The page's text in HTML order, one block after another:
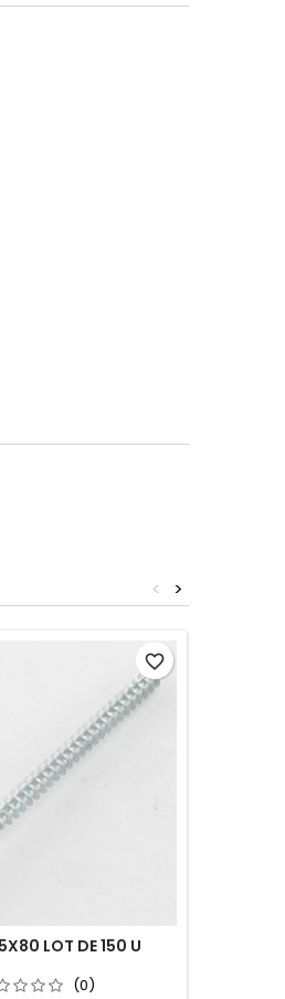
>
<
LOT DE 150 U
(0)
favorite_border